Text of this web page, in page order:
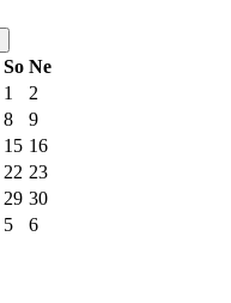
So Ne
1
2
8
9
15 16
22 23
29 30
5 6